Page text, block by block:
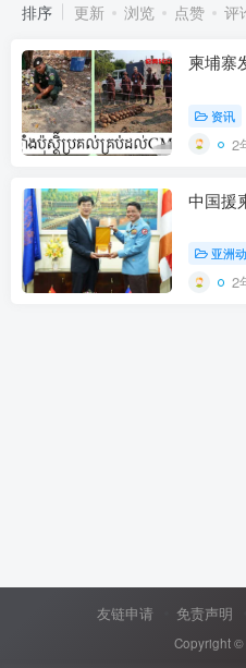
排序 更新 浏览 点赞 评
柬埔寨
资讯
2
中国援
亚洲
2
友链申请 免责声明
Copyright ©